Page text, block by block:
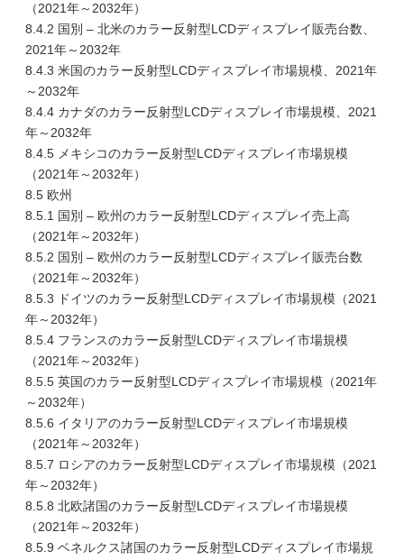
（2021年～2032年）
8.4.2 国別 – 北米のカラー反射型LCDディスプレイ販売台数、
2021年～2032年
8.4.3 米国のカラー反射型LCDディスプレイ市場規模、2021年
～2032年
8.4.4 カナダのカラー反射型LCDディスプレイ市場規模、2021
年～2032年
8.4.5 メキシコのカラー反射型LCDディスプレイ市場規模
（2021年～2032年）
8.5 欧州
8.5.1 国別 – 欧州のカラー反射型LCDディスプレイ売上高
（2021年～2032年）
8.5.2 国別 – 欧州のカラー反射型LCDディスプレイ販売台数
（2021年～2032年）
8.5.3 ドイツのカラー反射型LCDディスプレイ市場規模（2021
年～2032年）
8.5.4 フランスのカラー反射型LCDディスプレイ市場規模
（2021年～2032年）
8.5.5 英国のカラー反射型LCDディスプレイ市場規模（2021年
～2032年）
8.5.6 イタリアのカラー反射型LCDディスプレイ市場規模
（2021年～2032年）
8.5.7 ロシアのカラー反射型LCDディスプレイ市場規模（2021
年～2032年）
8.5.8 北欧諸国のカラー反射型LCDディスプレイ市場規模
（2021年～2032年）
8.5.9 ベネルクス諸国のカラー反射型LCDディスプレイ市場規